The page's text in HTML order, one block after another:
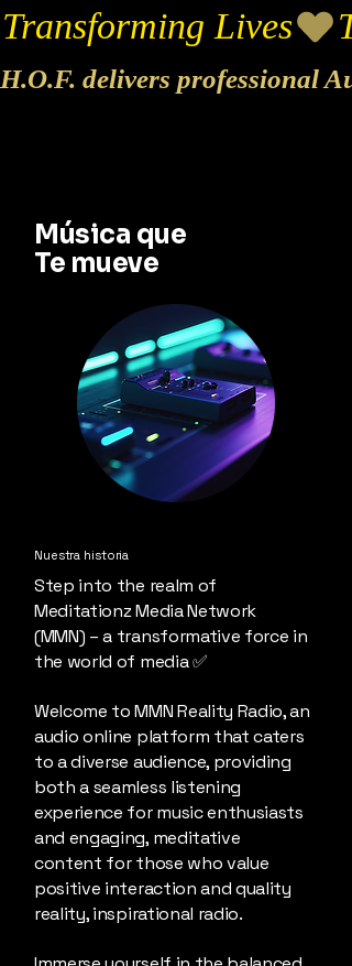
Transforming Lives
H.O.F. delivers professional
Música que
Te mueve
Nuestra historia
Step into the realm of
Meditationz Media Network
(MMN) – a transformative force in
the world of media ✅
Welcome to MMN Reality Radio, an
audio online platform that caters
to a diverse audience, providing
both a seamless listening
experience for music enthusiasts
and engaging, meditative
content for those who value
positive interaction and quality
reality, inspirational radio.